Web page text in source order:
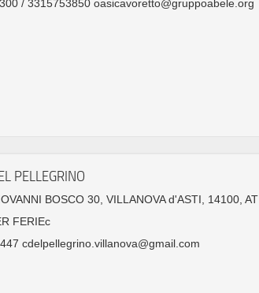
/ 3315753850 oasicavoretto@gruppoabele.org
PELLEGRINO
BOSCO 30, VILLANOVA d'ASTI, 14100, AT
FERIEc
cdelpellegrino.villanova@gmail.com